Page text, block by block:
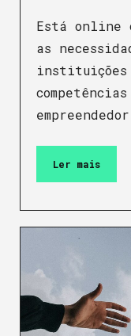
Está online
as
instituições
Ler mais